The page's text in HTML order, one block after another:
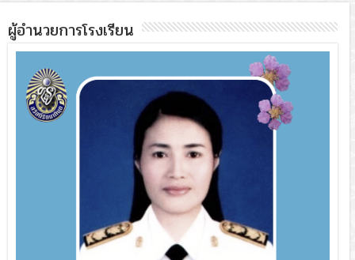
ผู้อำนวยการโรงเรียน